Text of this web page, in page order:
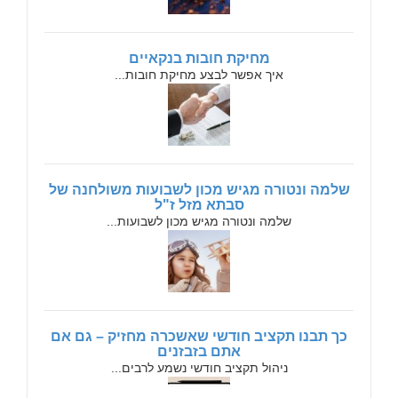
מחיקת חובות בנקאיים
איך אפשר לבצע מחיקת חובות...
שלמה ונטורה מגיש מכון לשבועות משולחנה של
סבתא מזל ז"ל
שלמה ונטורה מגיש מכון לשבועות...
כך תבנו תקציב חודשי שאשכרה מחזיק – גם אם
אתם בזבזנים
ניהול תקציב חודשי נשמע לרבים...